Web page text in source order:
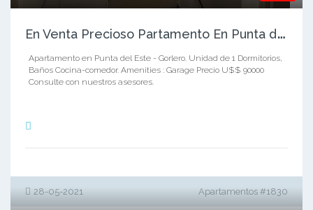
E
n Venta Precioso Partamento En Punta del Este!!
Apartamento en Punta del Este - Gorlero. Unidad de 1 Dormitorios,
Baños Cocina-comedor. Amenities : Garage Precio U$$ 90000
Consulte con nuestros asesores.
28-05-2021 Apartamentos #1830